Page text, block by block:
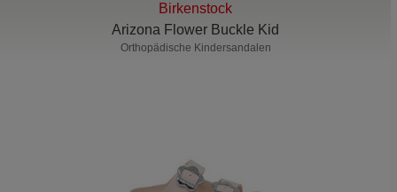
Birkenstock
Arizona Flower Buckle Kid
Orthopädische Kindersandalen